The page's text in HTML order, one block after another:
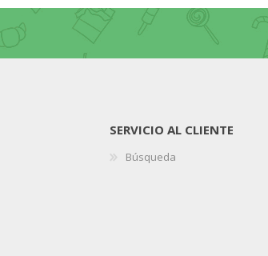
SERVICIO AL CLIENTE
Búsqueda